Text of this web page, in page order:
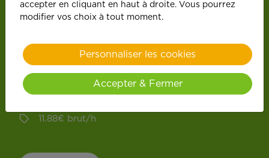
Ménager
CDI
Temps partiel
11.88€ brut/ h
accepter en cliquant en haut à droite. Vous pourrez
modifier vos choix à tout moment.
Personnaliser les cookies
Accepter & Fermer